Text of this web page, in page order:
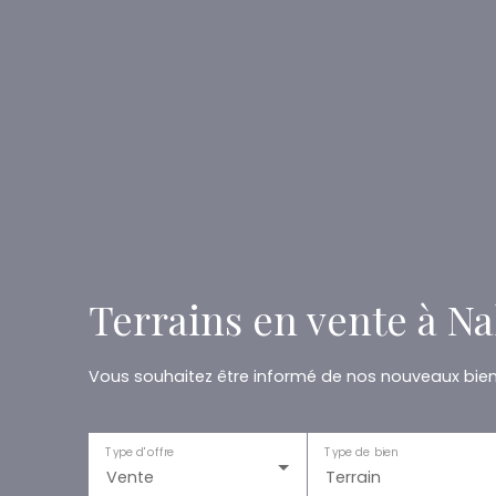
Terrains en vente à
Vous souhaitez être informé de nos nouveaux
Vente
Type d'offre
Terrain
Type de bien